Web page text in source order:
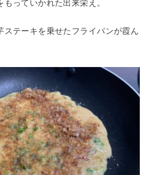
っていかれた出来栄え。
ステーキを乗せたフライパンが霞ん